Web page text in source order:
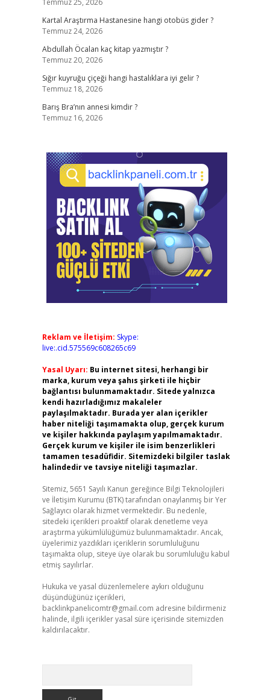
Temmuz 25, 2026
Kartal Araştırma Hastanesine hangi otobüs gider ?
Temmuz 24, 2026
Abdullah Öcalan kaç kitap yazmıştır ?
Temmuz 20, 2026
Sığır kuyruğu çiçeği hangi hastalıklara iyi gelir ?
Temmuz 18, 2026
Barış Bra’nın annesi kimdir ?
Temmuz 16, 2026
Reklam ve İletişim: Skype:
live:.cid.575569c608265c69
Yasal Uyarı: Bu internet sitesi, herhangi bir
marka, kurum veya şahıs şirketi ile hiçbir
bağlantısı bulunmamaktadır. Sitede yalnızca
kendi hazırladığımız makaleler
paylaşılmaktadır. Burada yer alan içerikler
haber niteliği taşımamakta olup, gerçek kurum
ve kişiler hakkında paylaşım yapılmamaktadır.
Gerçek kurum ve kişiler ile isim benzerlikleri
tamamen tesadüfidir. Sitemizdeki bilgiler taslak
halindedir ve tavsiye niteliği taşımazlar.
Sitemiz, 5651 Sayılı Kanun gereğince Bilgi Teknolojileri
ve İletişim Kurumu (BTK) tarafından onaylanmış bir Yer
Sağlayıcı olarak hizmet vermektedir. Bu nedenle,
sitedeki içerikleri proaktif olarak denetleme veya
araştırma yükümlülüğümüz bulunmamaktadır. Ancak,
üyelerimiz yazdıkları içeriklerin sorumluluğunu
taşımakta olup, siteye üye olarak bu sorumluluğu kabul
etmiş sayılırlar.
Hukuka ve yasal düzenlemelere aykırı olduğunu
düşündüğünüz içerikleri,
backlinkpanelicomtr@gmail.com adresine bildirmeniz
halinde, ilgili içerikler yasal süre içerisinde sitemizden
kaldırılacaktır.